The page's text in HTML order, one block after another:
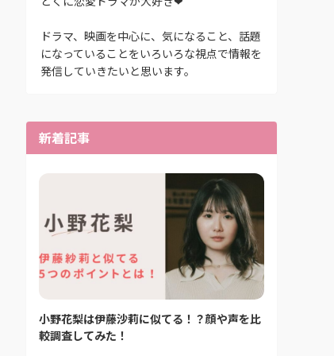
ドラマ、映画を中心に、気になること、話題
になっていることをいろいろな視点で情報を
発信していきたいと思います。
新着記事
小野花梨は伊藤沙莉に似てる！？顔や声を比
較調査してみた！